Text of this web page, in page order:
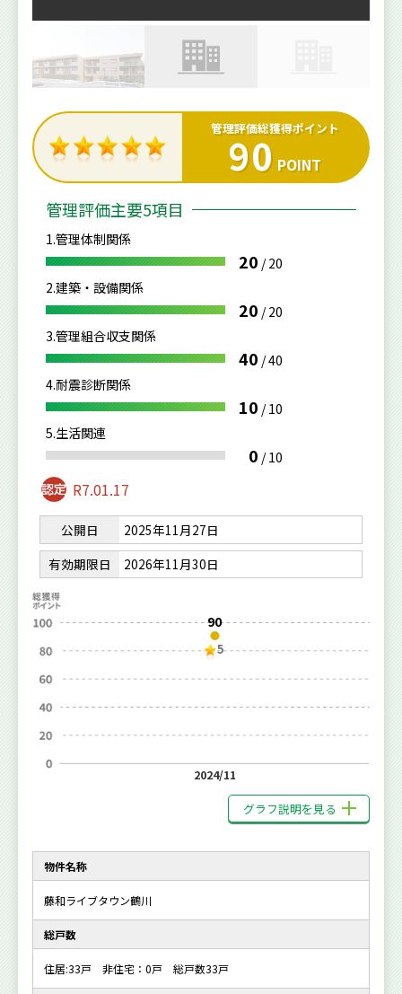
管理評価総獲得ポイント
90 POINT
管理評価主要5項目
1.管理体制関係
20 /20
2.建築・設備関係
20 /20
3.管理組合収支関係
40 /40
4.耐震診断関係
10 /10
5.生活関連
0 /10
R7.01.17
公開日
2025年11月27日
有効期限日
2026年11月30日
90
5
2024/11
グラフ説明を見る
物件名称
藤和ライブタウン鶴川
総戸数
住居:33戸 非住宅：0戸 総戸数33戸